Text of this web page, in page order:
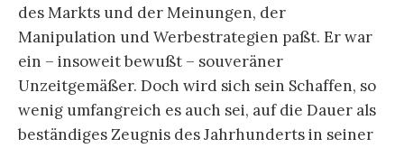
des Markts und der Meinungen, der
Manipulation und Werbestrategien paßt. Er war
ein – inso­weit bewußt – souveräner
Unzeitgemäßer. Doch wird sich sein Schaffen, so
wenig umfangreich es auch sei, auf die Dauer als
beständiges Zeugnis des Jahrhunderts in seiner